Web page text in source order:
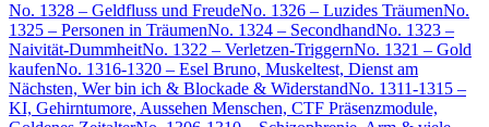
No. 1328 – Geldfluss und FreudeNo. 1326 – Luzides TräumenNo.
1325 – Personen in TräumenNo. 1324 – SecondhandNo. 1323 –
Naivität-DummheitNo. 1322 – Verletzen-TriggernNo. 1321 – Gold
kaufenNo. 1316-1320 – Esel Bruno, Muskeltest, Dienst am
Nächsten, Wer bin ich & Blockade & WiderstandNo. 1311-1315 –
KI, Gehirntumore, Aussehen Menschen, CTF Präsenzmodule,